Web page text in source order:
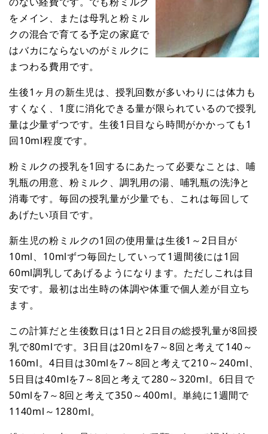
をメイン、または母乳と粉ミル
クの混合で育てる予定の家庭で
はバカにならないのがミルクに
まつわる費用です。
生後1ヶ月の新生児は、授乳回数が多いわりには体力も
すくなく、1度に消化できる量が限られているので授乳
量は少量ずつです。生後1日目なら時間がかかっても1
回10ml程度です。
粉ミルクの授乳を1回するにあたって必要なことは、哺
乳瓶の用意、粉ミルク、調乳用の湯、哺乳瓶の洗浄と
消毒です。毎回の授乳量が少量でも、これは毎回して
あげたい項目です。
新生児の粉ミルクの1回の使用量は生後1～2日目が
10ml、10mlずつ毎回たしていって1週間後には1回
60ml調乳してあげるようになります。ただしこれは目
安です。最初は出生時の体調や体重で個人差が目立ち
ます。
この計算だと生後数日は1日と2日目の総授乳量が8回授
乳で80mlです。3日目は20mlを7～8回と考えて140～
160ml。4日目は30mlを7～8回と考えて210～240ml、
5日目は40mlを7～8回と考えて280～320ml。6日目で
50mlを7～8回と考えて350～400ml。単純に1週間で
1140ml～1280ml。